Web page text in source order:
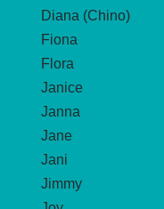
Diana (Chino)
Fiona
Flora
Janice
Janna
Jane
Jani
Jimmy